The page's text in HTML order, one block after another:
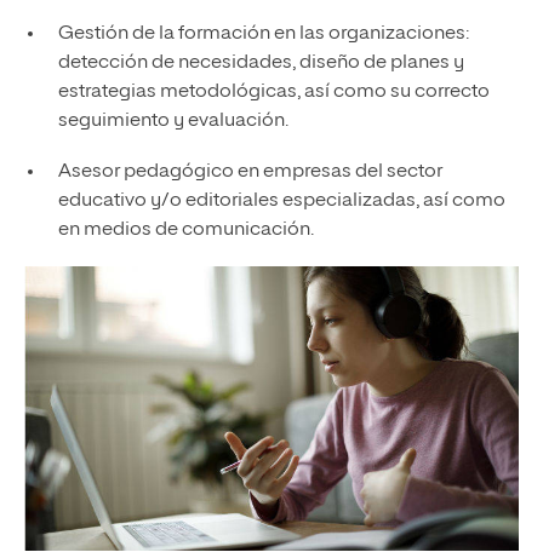
Gestión de la formación en las organizaciones:
detección de necesidades, diseño de planes y
estrategias metodológicas, así como su correcto
seguimiento y evaluación.
Asesor pedagógico en empresas del sector
educativo y/o editoriales especializadas, así como
en medios de comunicación.